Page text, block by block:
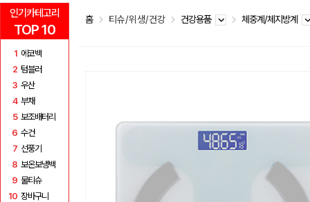
인기카테고리
TOP 10
1 에코백
2 텀블러
3 우산
4 부채
5 보조배터리
6 수건
7 선풍기
8 보온보냉백
9 물티슈
10 장바구니
홈 티슈/위생/건강 건강용품 체중계/체지방계